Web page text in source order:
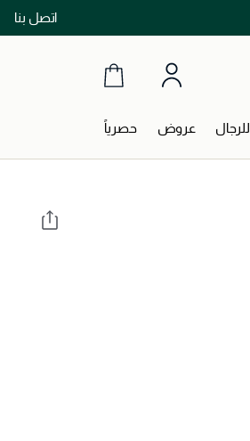
اتصل بنااشتري الآن و ادفع لاحقاً مع تابي و تمارا!
للرجال عروض حصرياً